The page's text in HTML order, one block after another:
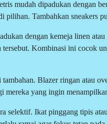
mudah dipadukan dengan
pilihan. Tambahkan sneakers
dengan kemeja linen atau
Kombinasi ini cocok
Blazer ringan atau
mereka yang ingin
selektif. Ikat pinggang tipis